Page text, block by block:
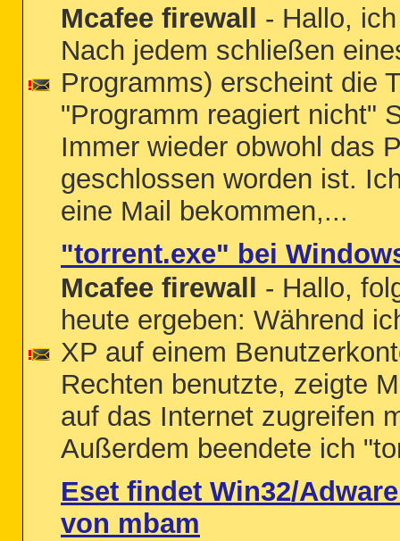
Mcafee firewall
- Hallo,
Nach jedem schließen
Programms) erscheint die
"Programm reagiert nicht"
Immer wieder obwohl das
geschlossen worden ist.
eine Mail bekommen,...
"torrent.exe" bei
Mcafee firewall
- Hallo,
heute ergeben: Während
XP auf einem
Rechten benutzte, zeigte
auf das Internet zugreifen
Außerdem beendete ich
Eset findet Win32/
von mbam